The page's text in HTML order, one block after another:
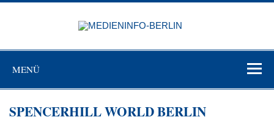
Zum
MENÜ
SPENCERHILL WORLD BERLIN